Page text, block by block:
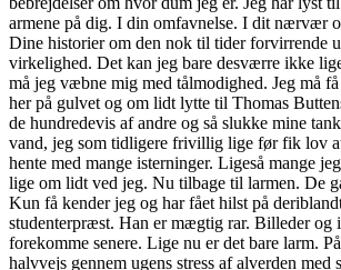
armene på dig. I din omfavnelse. I dit nærvær
Dine historier om den nok til tider forvirrende
virkelighed. Det kan jeg bare desværre ikke
må jeg væbne mig med tålmodighed. Jeg må
her på gulvet og om lidt lytte til Thomas
de hundredevis af andre og så slukke mine
vand, jeg som tidligere frivillig lige før fik lov
hente med mange isterninger. Ligeså mange
lige om lidt ved jeg. Nu tilbage til larmen. De
Kun få kender jeg og har fået hilst på
studenterpræst. Han er mægtig rar. Billeder og
forekomme senere. Lige nu er det bare larm.
halvvejs gennem ugens stress af alverden med